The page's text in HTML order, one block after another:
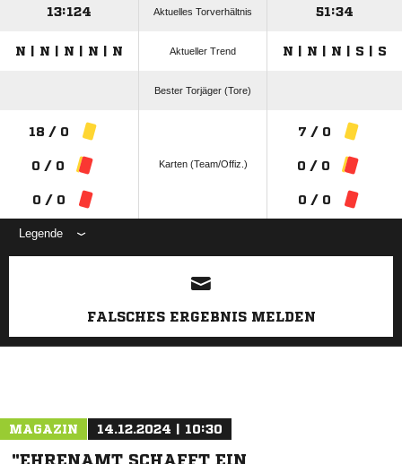
13:124 Aktuelles Torverhältnis 51:34
N | N | N | N | N Aktueller Trend N | N | N | S | S
Bester Torjäger (Tore)
18 / 0
0 / 0
0 / 0
Karten (Team/Offiz.)
7 / 0
0 / 0
0 / 0
Legende
ANZEIGE
FALSCHES ERGEBNIS MELDEN
MAGAZIN 14.12.2024 | 10:30
"EHRENAMT SCHAFFT EIN